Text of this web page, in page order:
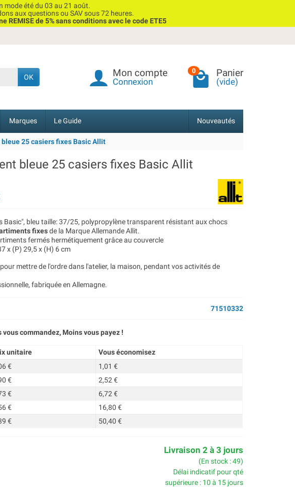
mode été du 03 au 21 août.
aux questions ou SAV sous 72 heures.
REMISE de 5% sans conditions avec le code ETE5
OK Mon compte
Connexion
0 Panier
(vide)
Marques Le Guide Nouveautés
25 casiers fixes Basic Allit
bleue 25 casiers fixes Basic Allit
Basic", bleu taille: 37/25, polypropylène transparent résistant aux chocs
fixesde la Marque Allemande Allit.
fermés hermétiquement grâce au couvercle
x (P) 29,5 x (H) 6 cm
mettre de l'ordre dans l'atelier, la maison, pendant vos activités de
fabriquée en Allemagne.
71510332
commandez, Moins vous payez !
unitaire
Vous économisez
€
1,01 €
€
2,52 €
€
6,72 €
€
16,80 €
€ 50,40 €
Livraison 2 à 3 jours
(En stock : 49)
Délai indicatif pour qté
supérieure : 10 à 15 jours